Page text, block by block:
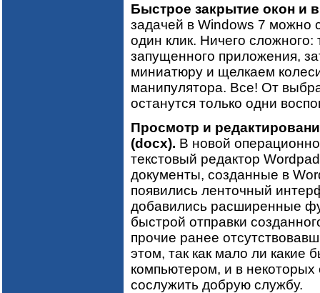
Быстрое закрытие окон и
задачей в Windows 7 можно
один клик. Ничего
запущенного приложения,
миниатюру и щелкаем
манипулятора. Все! От
останутся только одни
Просмотр и
(docx). В новой
текстовый редактор
документы, созданные в
появились ленточный
добавились расширенные
быстрой отправки
прочие ранее
этом, так как мало ли какие
компьютером, и в
сослужить добрую службу.